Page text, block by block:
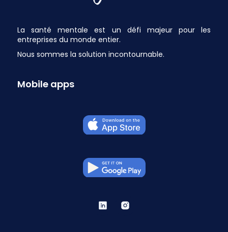
La santé mentale est un défi majeur pour les
entreprises du monde entier.
Nous sommes la solution incontournable.
Mobile apps